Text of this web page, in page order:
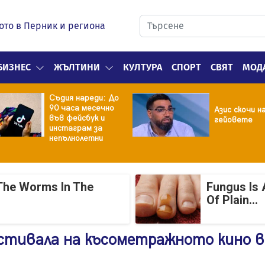
в Перник и региона
ЖЪЛТИНИ КУЛТУРА СПОРТ СВЯТ
Съдия нареди: До
90 часа месечно
във фейсбук и
инстаграм за
непълнолетни
Азис скочи
гейовете
Worms In The
Fungus Is
Of Plain...
на късометражното кино в